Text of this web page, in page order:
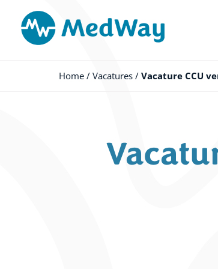
naar
Home /Vacatures /Vacature CCU